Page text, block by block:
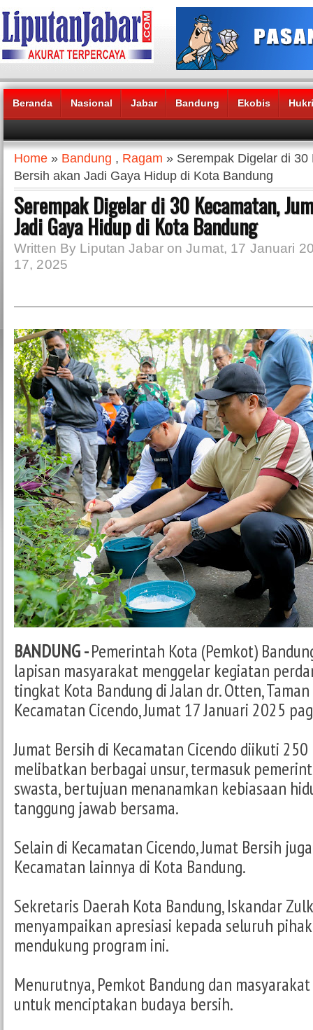
Beranda Nasional Jabar Bandung Ekobis
Headlines News :
Home » Bandung , Ragam » Serempak Digelar di
Bersih akan Jadi Gaya Hidup di Kota Bandung
Serempak Digelar di 30 Kecamatan,
Jadi Gaya Hidup di Kota Bandung
Written By Liputan Jabar on Jumat, 17 Januari
17, 2025
BANDUNG -Pemerintah Kota (Pemkot)
lapisan masyarakat menggelar kegiatan
tingkat Kota Bandung di Jalan dr. Otten,
Kecamatan Cicendo, Jumat 17 Januari 2025
Jumat Bersih di Kecamatan Cicendo diikuti
melibatkan berbagai unsur, termasuk
swasta, bertujuan menanamkan kebiasaan
tanggung jawab bersama.
Selain di Kecamatan Cicendo, Jumat Bersih
Kecamatan lainnya di Kota Bandung.
Sekretaris Daerah Kota Bandung, Iskandar
menyampaikan apresiasi kepada seluruh
mendukung program ini.
Menurutnya, Pemkot Bandung dan
untuk menciptakan budaya bersih.